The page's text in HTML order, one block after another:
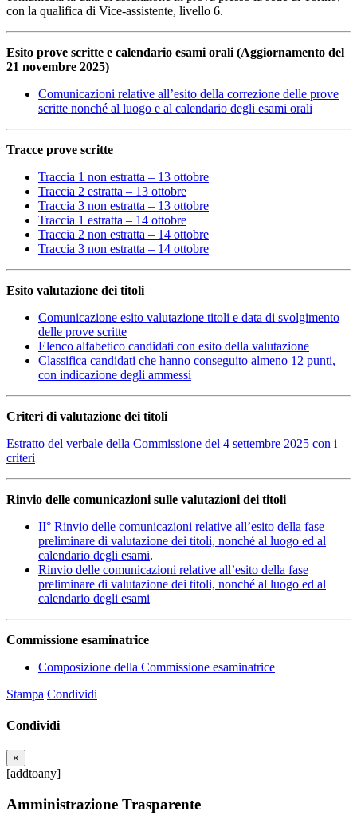
con la qualifica di Vice-assistente, livello 6.
Esito prove scritte e calendario esami orali (Aggiornamento del
21 novembre 2025)
Comunicazioni relative all’esito della correzione delle prove
scritte nonché al luogo e al calendario degli esami orali
Tracce prove scritte
Traccia 1 non estratta – 13 ottobre
Traccia 2 estratta – 13 ottobre
Traccia 3 non estratta – 13 ottobre
Traccia 1 estratta – 14 ottobre
Traccia 2 non estratta – 14 ottobre
Traccia 3 non estratta – 14 ottobre
Esito valutazione dei titoli
Comunicazione esito valutazione titoli e data di svolgimento
delle prove scritte
Elenco alfabetico candidati con esito della valutazione
Classifica candidati che hanno conseguito almeno 12 punti,
con indicazione degli ammessi
Criteri di valutazione dei titoli
Estratto del verbale della Commissione del 4 settembre 2025 con i
criteri
Rinvio delle comunicazioni sulle valutazioni dei titoli
II° Rinvio delle comunicazioni relative all’esito della fase
preliminare di valutazione dei titoli, nonché al luogo ed al
calendario degli esami.
Rinvio delle comunicazioni relative all’esito della fase
preliminare di valutazione dei titoli, nonché al luogo ed al
calendario degli esami
Commissione esaminatrice
Composizione della Commissione esaminatrice
Stampa Condividi
Condividi
×
[addtoany]
Amministrazione Trasparente